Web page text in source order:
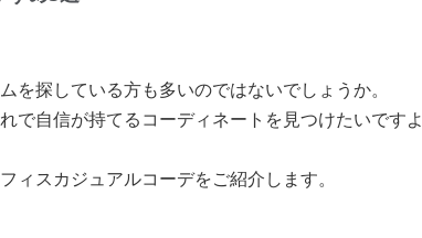
探している方も多いのではないでしょうか。
で自信が持てるコーディネートを見つけたいですよ
スカジュアルコーデをご紹介します。